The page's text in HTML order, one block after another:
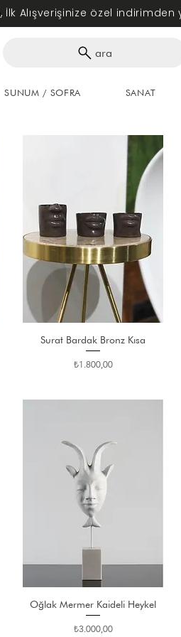
, İlk Alışverişinize özel indirimden
ara
Surat Bardak Bronz Kısa
Fiyat
₺1.800,00
Oğlak Mermer Kaideli Heykel
Fiyat
₺3.000,00
SUNUM / SOFRA SANAT